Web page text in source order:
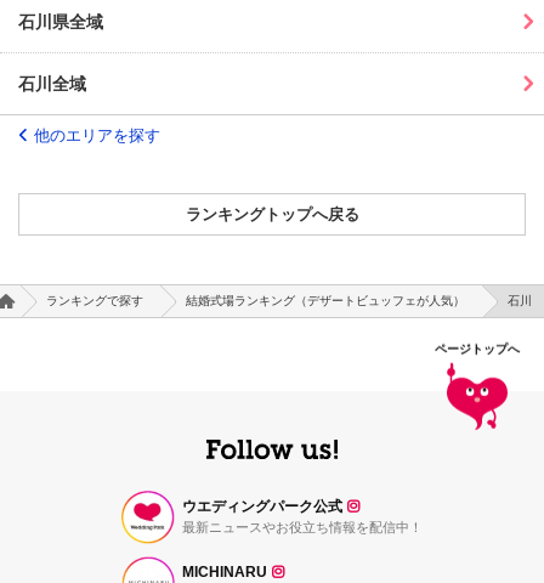
石川県全域
石川全域
他のエリアを探す
ランキングトップへ戻る
ランキングで探す 結婚式場ランキング（デザートビュッフェが人気） 石川
ページトップへ
ウエディングパーク公式
最新ニュースやお役立ち情報を配信中！
MICHINARU